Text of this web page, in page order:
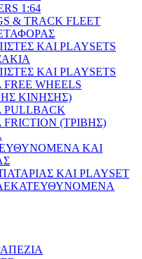
1:64
& TRACK FLEET
ΚΑΙ PLAYSETS
ΚΑΙ PLAYSETS
WHEELS
ΚΙΝΗΣΗΣ)
(ΤΡΙΒΗΣ)
ΚΑΙ
ΚΑΙ PLAYSET